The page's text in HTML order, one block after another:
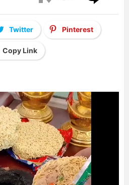
Twitter Pinterest
Copy Link